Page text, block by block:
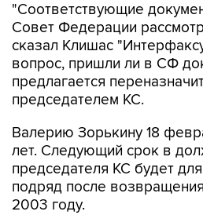
"Соответствующие
Совет Федерации
сказал Клишас
вопрос, пришли ли в СФ
предлагается
председателем КС.
Валерию Зорькину 18
лет. Следующий срок в
председателя КС будет
подряд после
2003 году.